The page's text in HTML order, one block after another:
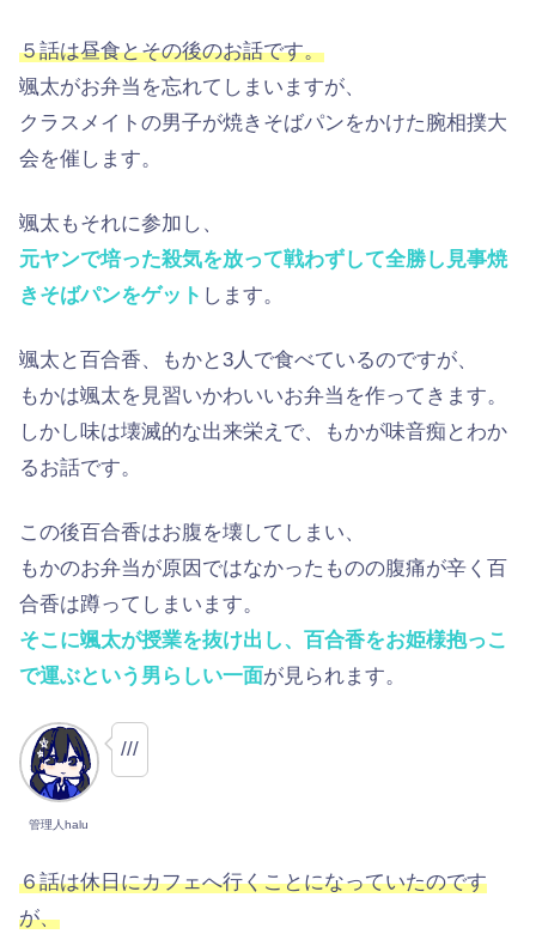
５話は昼食とその後のお話です。
颯太がお弁当を忘れてしまいますが、
クラスメイトの男子が焼きそばパンをかけた腕相撲大
会を催します。
颯太もそれに参加し、
元ヤンで培った殺気を放って戦わずして全勝し見事焼
きそばパンをゲット します。
颯太と百合香、もかと3人で食べているのですが、
もかは颯太を見習いかわいいお弁当を作ってきます。
しかし味は壊滅的な出来栄えで、もかが味音痴とわか
るお話です。
この後百合香はお腹を壊してしまい、
もかのお弁当が原因ではなかったものの腹痛が辛く百
合香は蹲ってしまいます。
そこに颯太が授業を抜け出し、百合香をお姫様抱っこ
で運ぶという男らしい一面が見られます。
管理人halu
///
６話は休日にカフェへ行くことになっていたのです
が、